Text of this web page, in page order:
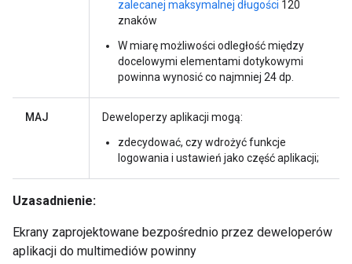
zalecanej maksymalnej długości 120
znaków
W miarę możliwości odległość między
docelowymi elementami dotykowymi
powinna wynosić co najmniej 24 dp.
MAJ
Deweloperzy aplikacji mogą:
zdecydować, czy wdrożyć funkcje
logowania i ustawień jako część aplikacji;
Uzasadnienie:
Ekrany zaprojektowane bezpośrednio przez deweloperów
aplikacji do multimediów powinny